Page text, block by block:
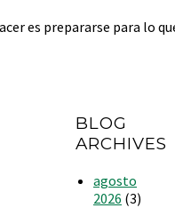
es prepararse para lo
BLOG
ARCHIVES
agosto
2026 (3)